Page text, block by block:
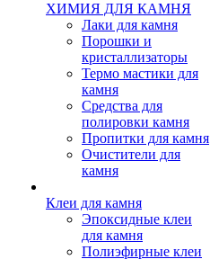
ХИМИЯ ДЛЯ КАМНЯ
Лаки для камня
Порошки и
кристаллизаторы
Термо мастики для
камня
Средства для
полировки камня
Пропитки для камня
Очистители для
камня
Клеи для камня
Эпоксидные клеи
для камня
Полиэфирные клеи